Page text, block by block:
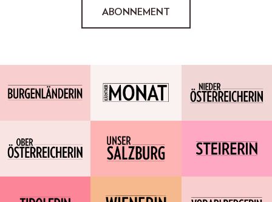
ABONNEMENT